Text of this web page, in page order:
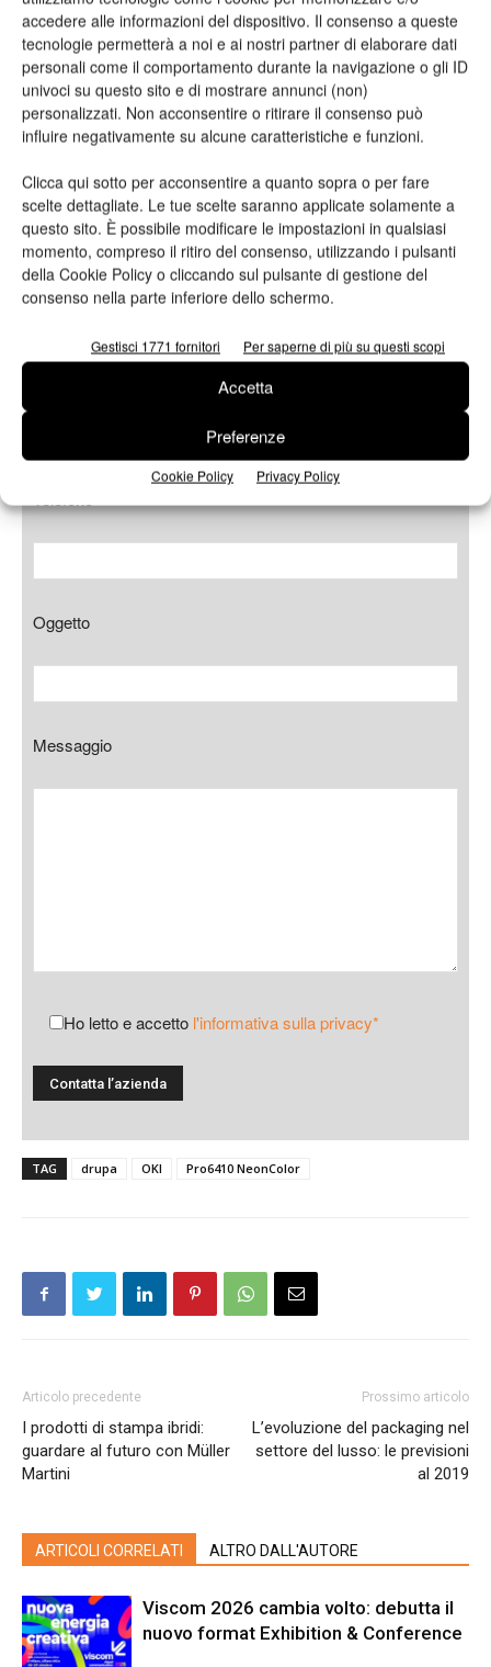
accedere alle informazioni del dispositivo. Il consenso a queste
tecnologie permetterà a noi e ai nostri partner di elaborare dati
personali come il comportamento durante la navigazione o gli ID
univoci su questo sito e di mostrare annunci (non)
personalizzati. Non acconsentire o ritirare il consenso può
influire negativamente su alcune caratteristiche e funzioni.
Clicca qui sotto per acconsentire a quanto sopra o per fare
scelte dettagliate. Le tue scelte saranno applicate solamente a
questo sito. È possibile modificare le impostazioni in qualsiasi
momento, compreso il ritiro del consenso, utilizzando i pulsanti
della Cookie Policy o cliccando sul pulsante di gestione del
consenso nella parte inferiore dello schermo.
Gestisci 1771 fornitori Per saperne di più su questi scopi
Accetta
Preferenze
Cookie Policy Privacy Policy
Nome*
Cognome*
Azienda
Oggetto
Messaggio
Ho letto e accetto l'informativa sulla privacy*
TAG drupa OKI Pro6410 NeonColor
Articolo precedente
I prodotti di stampa ibridi:
guardare al futuro con Müller
Martini
Prossimo articolo
L’evoluzione del packaging nel
settore del lusso: le previsioni
al 2019
ARTICOLI CORRELATI ALTRO DALL'AUTORE
Viscom 2026 cambia volto: debutta il
nuovo format Exhibition & Conference